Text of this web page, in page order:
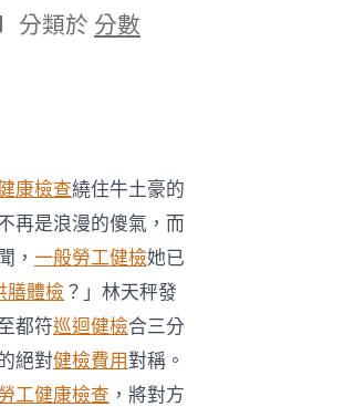
分類於 分數
康檢查繞住牛土豪的
再是浪漫的傻氣，而
， 一般勞工健檢她已
膳體檢 ？」林天秤發
都符巡迴健檢合三分
絕對健檢費用對稱。
工健康檢查 ，將對方